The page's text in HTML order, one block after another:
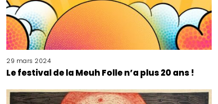
29 mars 2024
Le festival de la Meuh Folle n’a plus 20 ans !